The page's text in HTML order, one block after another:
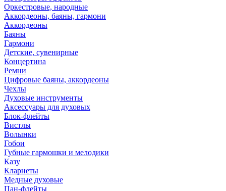
Оркестровые, народные
Аккордеоны, баяны, гармони
Аккордеоны
Баяны
Гармони
Детские, сувенирные
Концертина
Ремни
Цифровые баяны, аккордеоны
Чехлы
Духовые инструменты
Аксессуары для духовых
Блок-флейты
Вистлы
Волынки
Гобои
Губные гармошки и мелодики
Казу
Кларнеты
Медные духовые
Пан-флейты